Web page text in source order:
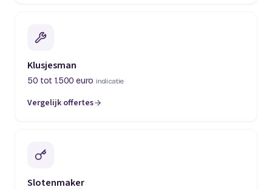
Klusjesman
50 tot 1.500 euro indicatie
Vergelijk offertes
(opent in een nieuw tabblad)
Slotenmaker